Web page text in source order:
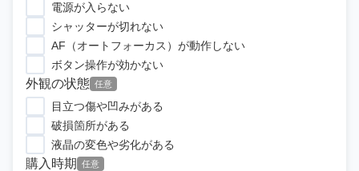
電源が入らない
シャッターが切れない
AF（オートフォーカス）が動作しない
ボタン操作が効かない
外観の状態 任意
目立つ傷や凹みがある
破損箇所がある
液晶の変色や劣化がある
購入時期 任意